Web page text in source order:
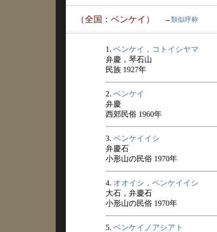
（全国：ベンケイ） → 類似呼称
1. ベンケイ，コトイシヤマ
弁慶，琴石山
民族 1927年
2. ベンケイ
弁慶
西郊民俗 1960年
3. ベンケイイシ
弁慶石
小形山の民俗 1970年
4. オオイシ，ベンケイイシ
大石，弁慶石
小形山の民俗 1970年
5. ベンケイノアシアト